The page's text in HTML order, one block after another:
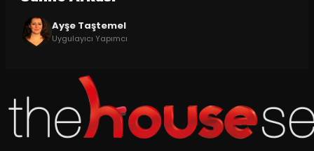
Ayşe Taştemel
Uygulayıcı Yapımcı